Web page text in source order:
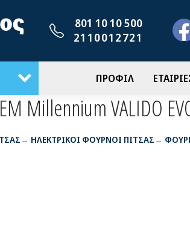
801 10 10 500
2110012721
ΠΡΟΦΙΛ
Millennium VALIDO
ΗΛΕΚΤΡΙΚΟΙ ΦΟΥΡΝΟΙ ΠΙΤΣΑΣ